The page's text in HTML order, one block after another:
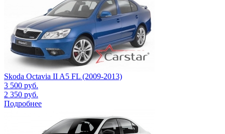
Skoda Octavia II A5 FL (2009-2013)
3 500 руб.
2 350 руб.
Подробнее